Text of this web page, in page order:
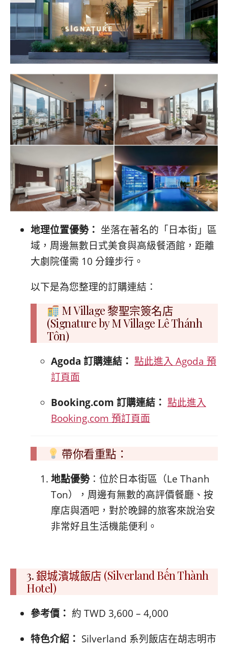
地理位置優勢： 坐落在著名的「日本街」區
域，周邊無數日式美食與高級餐酒館，距離
大劇院僅需 10 分鐘步行。
以下是為您整理的訂購連結：
M Village 黎聖宗簽名店
(Signature by M Village Lê Thánh
Tôn)
Agoda 訂購連結： 點此進入 Agoda 預
訂頁面
Booking.com 訂購連結： 點此進入
Booking.com 預訂頁面
帶你看重點：
地點優勢 ：位於日本街區（Le Thanh
Ton），周邊有無數的高評價餐廳、按
摩店與酒吧，對於晚歸的旅客來說治安
非常好且生活機能便利。
3.銀城濱城飯店 (Silverland Bến Thành
Hotel)
參考價： 約 TWD 3,600 – 4,000
特色介紹： Silverland 系列飯店在胡志明市